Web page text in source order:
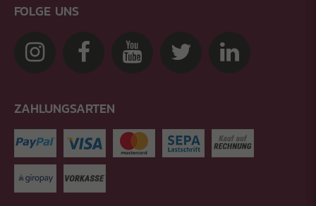
FOLGE UNS
ZAHLUNGSARTEN